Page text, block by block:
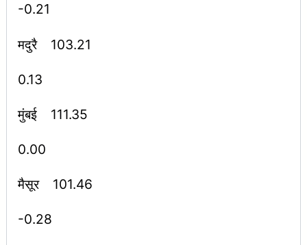
-0.21
मदुरै 103.21
0.13
मुंबई 111.35
0.00
मैसूर 101.46
-0.28